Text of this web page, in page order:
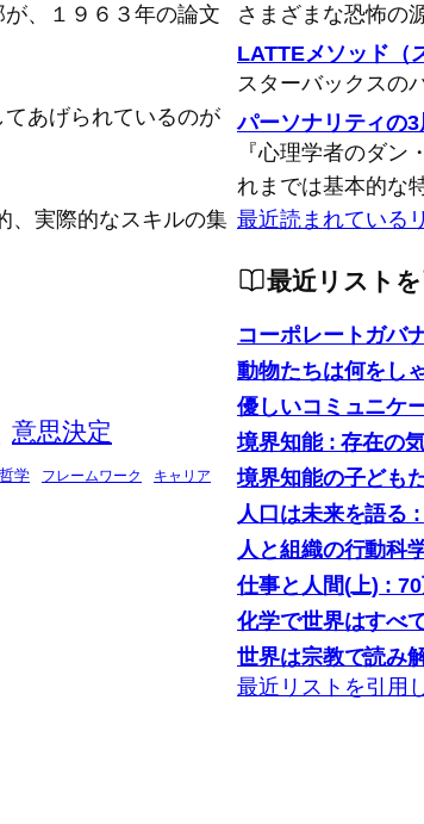
、１９６３年の論文
てあげられているのが
、実際的なスキルの集
意思決定
哲学 フレームワーク キャリア
さまざまな恐怖の
LATTEメソッド（
スターバックスの
パーソナリティの3
『心理学者のダ
れまでは基本的な
最近読まれている
最近リスト
コーポレートガバ
動物たちは何をし
優しいコミュニケ
境界知能 : 存在の
境界知能の子ども
人口は未来を語る
人と組織の行動科
仕事と人間(上) :
化学で世界はすべ
世界は宗教で読み
最近リストを引用